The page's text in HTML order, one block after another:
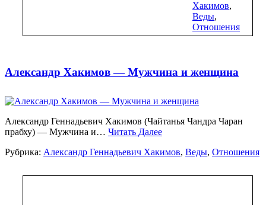
Хакимов,
Веды,
Отношения
Александр Хакимов — Мужчина и женщина
Александр Геннадьевич Хакимов (Чайтанья Чандра Чаран
прабху) — Мужчина и… Читать Далее
Рубрика: Александр Геннадьевич Хакимов, Веды, Отношения